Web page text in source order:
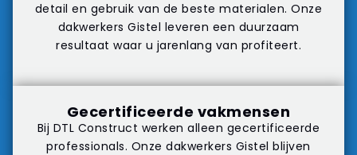
detail en gebruik van de beste materialen. Onze
dakwerkers Gistel leveren een duurzaam
resultaat waar u jarenlang van profiteert.
Gecertificeerde vakmensen
Bij DTL Construct werken alleen gecertificeerde
professionals. Onze dakwerkers Gistel blijven